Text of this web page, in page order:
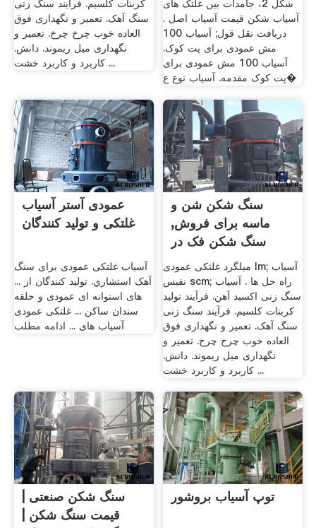
کربنات کلسیم. فرآیند سنگ زنی
سنگ آهک. تعمیر و نگهداری فوق
العاده خوب چرخ چرخ. تعمیر و
نگهداری میل ریموند. دانش.
کاربرد و کاربرد خشت ...
شکل 2، جامدات بین غلتک های
آسیاب شکن قیمت آسیاب اصل .
دریافت نقل قول; آسیاب 100
مش عمودی برای پت کوک.
آسیاب 100 مش عمودی برای
پت کوک مقدمه. آسیاب نوع ع�
عمودی آستر آسیاب
غلتکی و تولید کنندگان
آسیاب غلتکی عمودی برای سنگ
آهک استشاري. تولید کنندگان از ...
های استوانه ای عمودی و حلقه
سندان ساکن ... غلتکی عمودی
آسیاب های ... ادامه مطلب
سنگ شکن شن و
ماسه برای فروش,
سنگ شکن فک در
نیجریه
میلگرد غلتکی عمودی lm; آسیاب
نفیس scm; راه حل ها . آسیاب
سنگ زنی اکسید آهن. فرآیند تولید
کربنات کلسیم. فرآیند سنگ زنی
سنگ آهک. تعمیر و نگهداری فوق
العاده خوب چرخ چرخ. تعمیر و
نگهداری میل ریموند. دانش.
کاربرد و کاربرد خشت ...
سنگ شکن صنعتی |
قیمت سنگ شکن |
توپ آسیاب بروشور